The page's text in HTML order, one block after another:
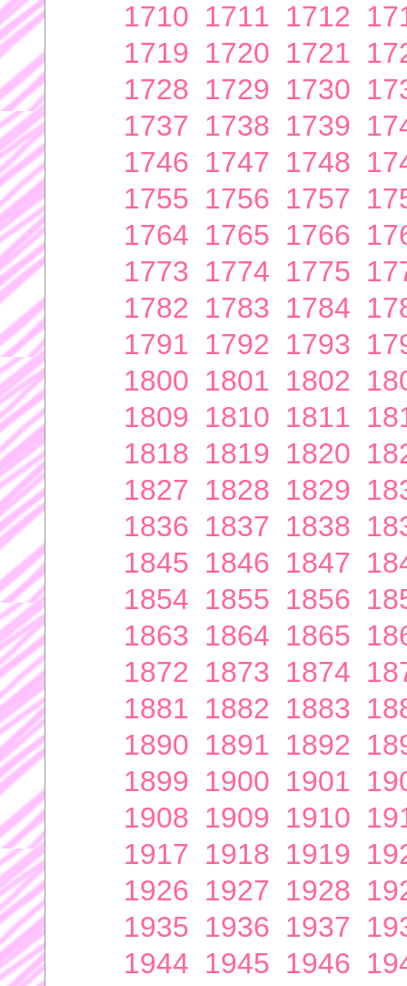
1710 1711 1712
1719 1720 1721
1728 1729 1730
1737 1738 1739
1746 1747 1748
1755 1756 1757
1764 1765 1766
1773 1774 1775
1782 1783 1784
1791 1792 1793
1800 1801 1802
1809 1810 1811
1818 1819 1820
1827 1828 1829
1836 1837 1838
1845 1846 1847
1854 1855 1856
1863 1864 1865
1872 1873 1874
1881 1882 1883
1890 1891 1892
1899 1900 1901
1908 1909 1910
1917 1918 1919
1926 1927 1928
1935 1936 1937
1944 1945 1946